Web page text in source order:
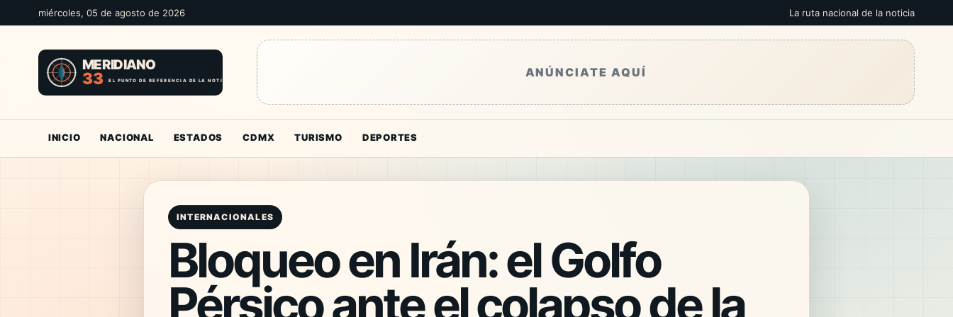
miércoles, 05 de agosto de 2026 La ruta nacional de la noticia
ANÚNCIATE AQUÍ
INICIO NACIONAL ESTADOS CDMX TURISMO DEPORTES
INTERNACIONALES
Bloqueo en Irán: el Golfo
Pérsico ante el colapso de la